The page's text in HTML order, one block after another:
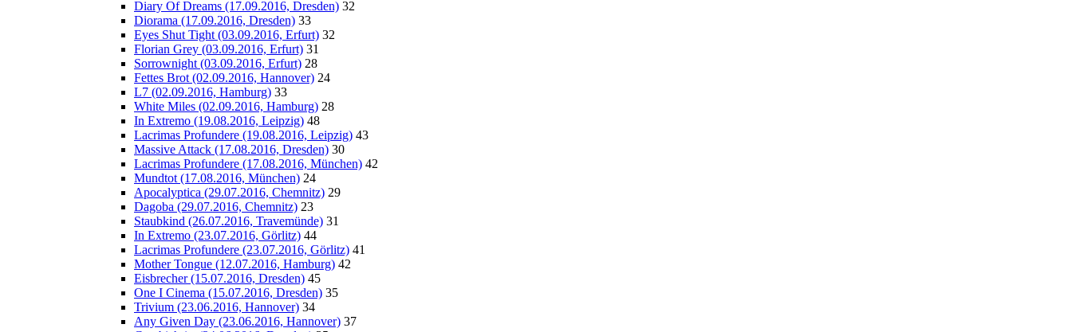
Diary Of Dreams (17.09.2016, Dresden) 32
Diorama (17.09.2016, Dresden) 33
Eyes Shut Tight (03.09.2016, Erfurt) 32
Florian Grey (03.09.2016, Erfurt) 31
Sorrownight (03.09.2016, Erfurt) 28
Fettes Brot (02.09.2016, Hannover) 24
L7 (02.09.2016, Hamburg) 33
White Miles (02.09.2016, Hamburg) 28
In Extremo (19.08.2016, Leipzig) 48
Lacrimas Profundere (19.08.2016, Leipzig) 43
Massive Attack (17.08.2016, Dresden) 30
Lacrimas Profundere (17.08.2016, München) 42
Mundtot (17.08.2016, München) 24
Apocalyptica (29.07.2016, Chemnitz) 29
Dagoba (29.07.2016, Chemnitz) 23
Staubkind (26.07.2016, Travemünde) 31
In Extremo (23.07.2016, Görlitz) 44
Lacrimas Profundere (23.07.2016, Görlitz) 41
Mother Tongue (12.07.2016, Hamburg) 42
Eisbrecher (15.07.2016, Dresden) 45
One I Cinema (15.07.2016, Dresden) 35
Trivium (23.06.2016, Hannover) 34
Any Given Day (23.06.2016, Hannover) 37